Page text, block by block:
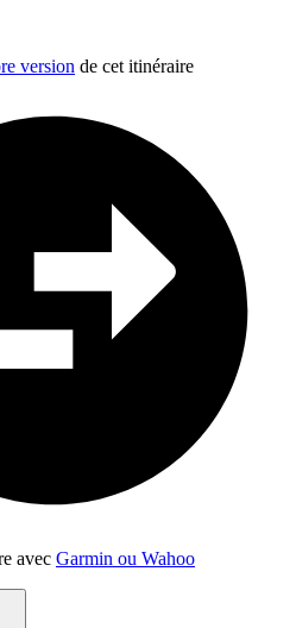
version de cet itinéraire
avec Garmin ou Wahoo